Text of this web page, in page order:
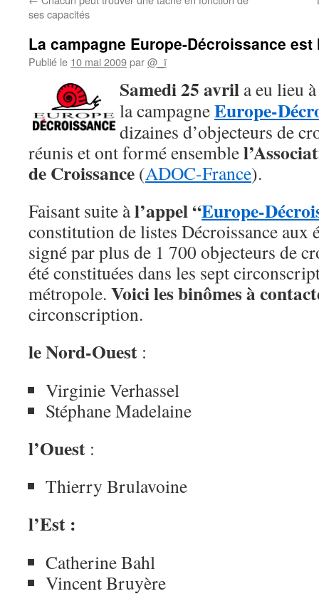
ses capacités
La campagne Europe-Décroissance est
Publié le 10 mai 2009par@_ï
Samedi25 avril a eu lieu
la campagneEurope-
dizaines d’objecteurs de
réunis et ont formé ensemble
de Croissance (ADOC-France).
Faisant suite àl’appel “Europe-
constitution de listes Décroissance aux
signé par plus de 1 700 objecteurs de
été constituées dans les sept
métropole. Voici les binômes à
circonscription.
le Nord-Ouest :
Virginie Verhassel
Stéphane Madelaine
l’Ouest :
Thierry Brulavoine
l’Est :
Catherine Bahl
Vincent Bruyère